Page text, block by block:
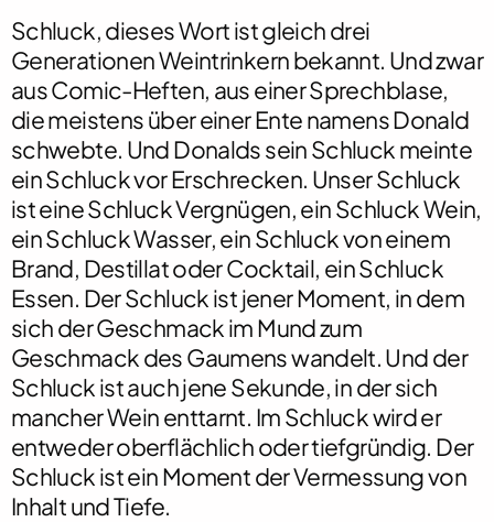
Schluck, dieses Wort ist gleich drei
Generationen Weintrinkern bekannt. Und zwar
aus Comic-Heften, aus einer Sprechblase,
die meistens über einer Ente namens Donald
schwebte. Und Donalds sein Schluck meinte
ein Schluck vor Erschrecken. UnserSchluck
ist eine Schluck Vergnügen, einSchluck Wein,
ein Schluck Wasser, ein Schluck von einem
Brand, Destillat oder Cocktail, einSchluck
Essen. DerSchluckist jener Moment, in dem
sich der Geschmack im Mund zum
Geschmack des Gaumens wandelt. Und der
Schluckist auch jene Sekunde, in der sich
mancher Wein enttarnt. Im Schluck wird er
entweder oberflächlich oder tiefgründig. Der
Schluckist ein Moment der Vermessung von
Inhalt und Tiefe.